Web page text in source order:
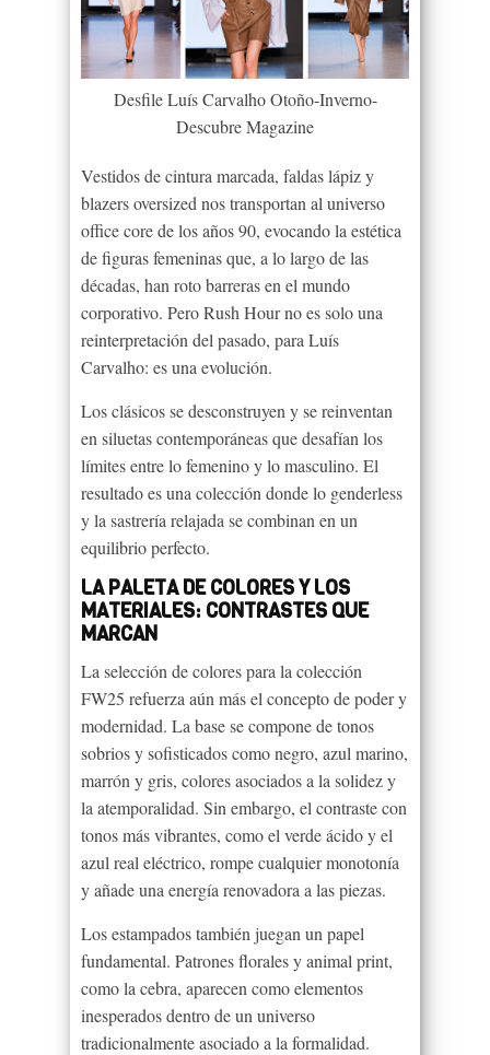
Desfile Luís Carvalho Otoño-Inverno-
Descubre Magazine
Vestidos de cintura marcada, faldas lápiz y
blazers oversized nos transportan al universo
office core de los años 90, evocando la estética
de figuras femeninas que, a lo largo de las
décadas, han roto barreras en el mundo
corporativo. Pero Rush Hour no es solo una
reinterpretación del pasado, para Luís
Carvalho: es una evolución.
Los clásicos se desconstruyen y se reinventan
en siluetas contemporáneas que desafían los
límites entre lo femenino y lo masculino. El
resultado es una colección donde lo genderless
y la sastrería relajada se combinan en un
equilibrio perfecto.
LA PALETA DE COLORES Y LOS
MATERIALES: CONTRASTES QUE
MARCAN
La selección de colores para la colección
FW25 refuerza aún más el concepto de poder y
modernidad. La base se compone de tonos
sobrios y sofisticados como negro, azul marino,
marrón y gris, colores asociados a la solidez y
la atemporalidad. Sin embargo, el contraste con
tonos más vibrantes, como el verde ácido y el
azul real eléctrico, rompe cualquier monotonía
y añade una energía renovadora a las piezas.
Los estampados también juegan un papel
fundamental. Patrones florales y animal print,
como la cebra, aparecen como elementos
inesperados dentro de un universo
tradicionalmente asociado a la formalidad.